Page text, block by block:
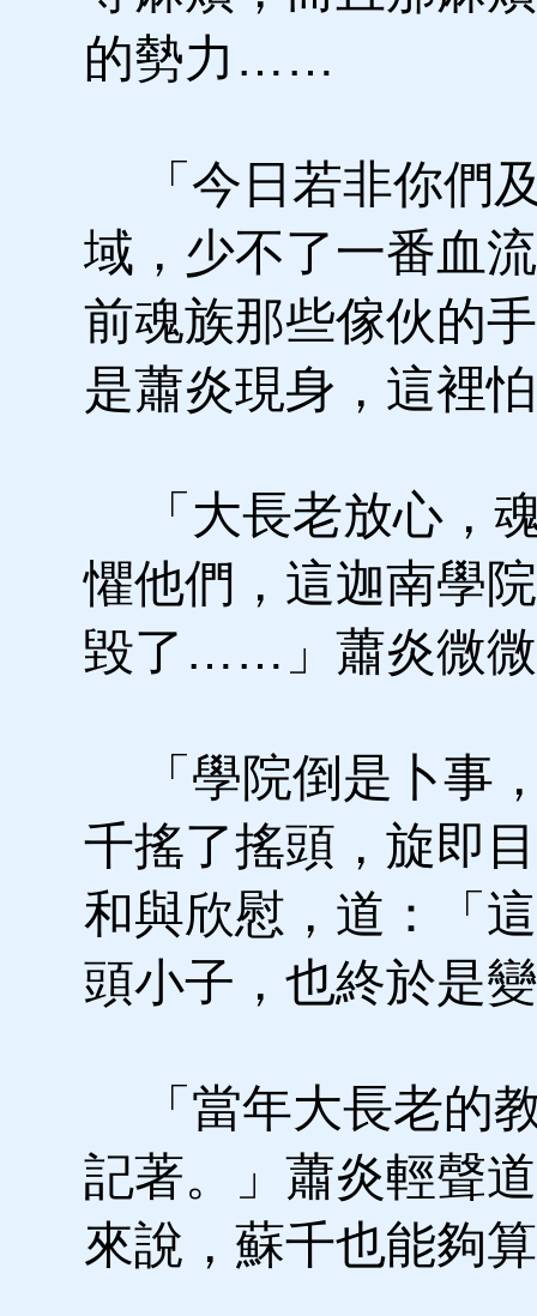
的勢力……
「今日若非你們
域，少不了一番血
前魂族那些傢伙的
是蕭炎現身，這裡
「大長老放心，
懼他們，這迦南學
毀了……」蕭炎微微
「學院倒是卜事
千搖了搖頭，旋即
和與欣慰，道：「
頭小子，也終於是
「當年大長老的
記著。」蕭炎輕聲
來說，蘇千也能夠